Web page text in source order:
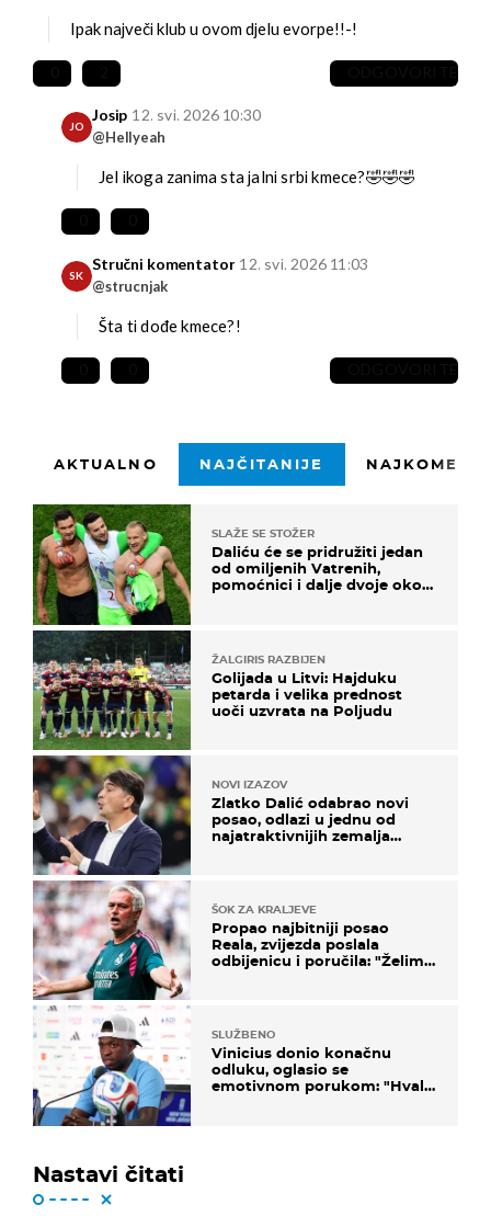
Ipak največi klub u ovom djelu evorpe!!-!
JO
Josip
@Hellyeah
12. svi. 2026 10:30
Jel ikoga zanima sta jalni srbi kmece?🤣🤣🤣
SK
Stručni komentator
@strucnjak
12. svi. 2026 11:03
Šta ti dođe kmece?!
AKTUALNO NAJČITANIJE
SLAŽE SE STOŽER
Daliću će se pridružiti jedan
od omiljenih Vatrenih,
pomoćnici i dalje dvoje oko
ŽALGIRIS RAZBIJEN
Golijada u Litvi: Hajduku
petarda i velika prednost
uoči uzvrata na Poljudu
NOVI IZAZOV
Zlatko Dalić odabrao novi
posao, odlazi u jednu od
najatraktivnijih zemalja
ŠOK ZA KRALJEVE
Propao najbitniji posao
Reala, zvijezda poslala
odbijenicu i poručila: "Želim
SLUŽBENO
Vinicius donio konačnu
odluku, oglasio se
emotivnom porukom: "Hvala
Nastavi čitati